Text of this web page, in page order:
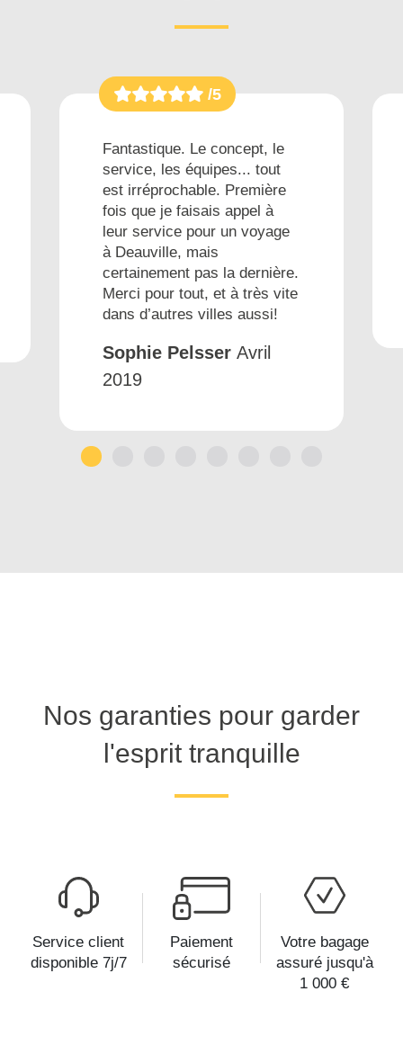
/5
Fantastique. Le concept, le
service, les équipes... tout
est irréprochable. Première
fois que je faisais appel à
leur service pour un voyage
à Deauville, mais
certainement pas la dernière.
Merci pour tout, et à très vite
dans d’autres villes aussi!
Sophie Pelsser Avril
2019
Nos garanties pour garder
l'esprit tranquille
Service client
disponible 7j/7
Paiement
sécurisé
Votre bagage
assuré jusqu'à
1 000 €